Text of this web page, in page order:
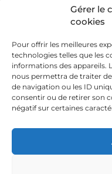
Gérer le
cookies
Pour offrir les meilleures
technologies telles que les
informations des appareils.
nous permettra de traiter
de navigation ou les ID
consentir ou de retirer son
négatif sur certaines
Assistance
DiNA Cuma ou
Se former
CONTACT
234 rue Général de
69 530 BRIGNAIS